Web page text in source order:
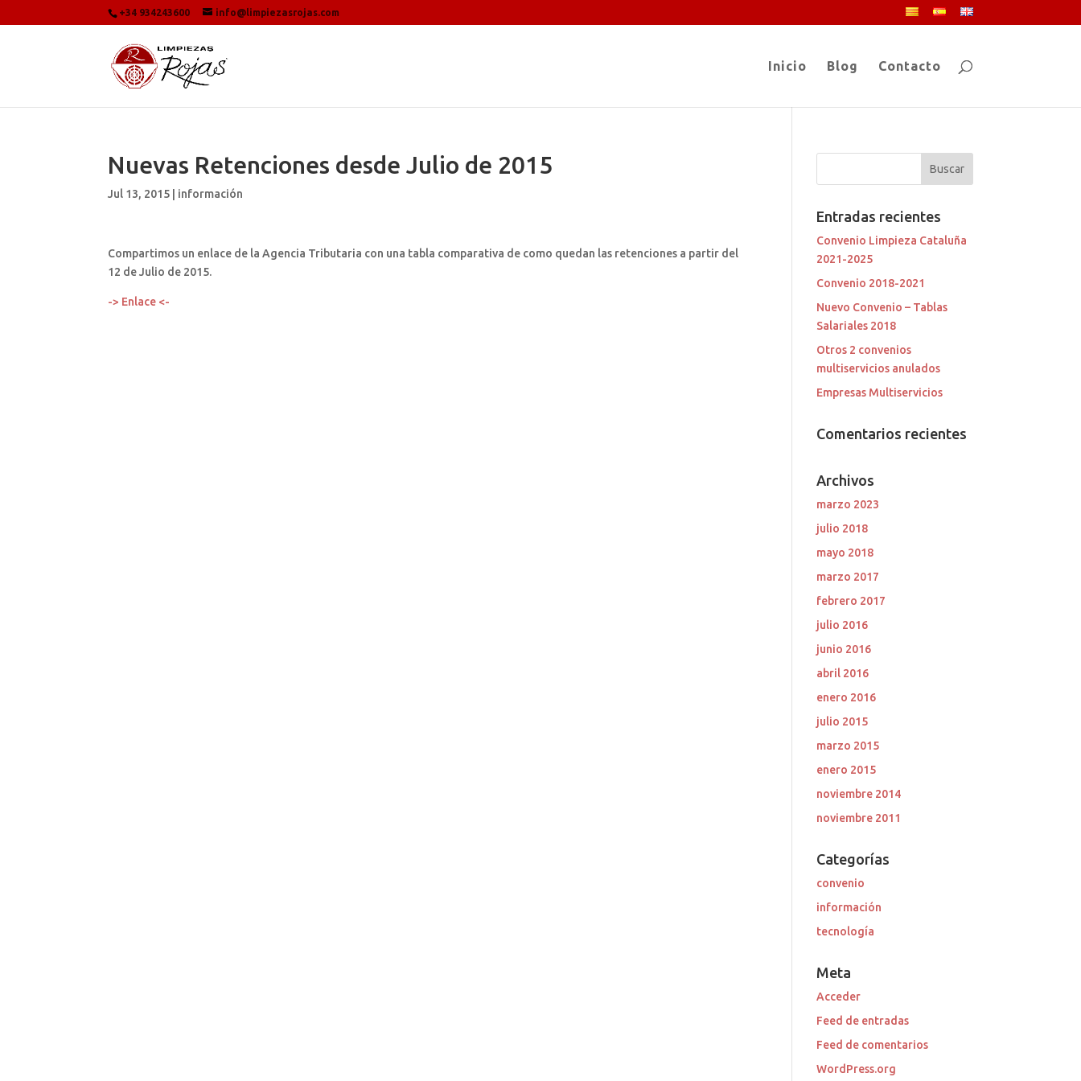
+34 934243600 info@limpiezasrojas.com
Inicio Blog Contacto
Nuevas Retenciones desde Julio de 2015
Jul 13, 2015 información
Compartimos un enlace de la Agencia Tributaria con una tabla comparativa de como quedan las retenciones a partir del
12 de Julio de 2015.
-> Enlace <-
Entradas recientes
Convenio Limpieza Cataluña
2021-2025
Convenio 2018-2021
Nuevo Convenio – Tablas
Salariales 2018
Otros 2 convenios
multiservicios anulados
Empresas Multiservicios
Comentarios recientes
Archivos
marzo 2023
julio 2018
mayo 2018
marzo 2017
febrero 2017
julio 2016
junio 2016
abril 2016
enero 2016
julio 2015
marzo 2015
enero 2015
noviembre 2014
noviembre 2011
Categorías
convenio
información
tecnología
Meta
Acceder
Feed de entradas
Feed de comentarios
WordPress.org